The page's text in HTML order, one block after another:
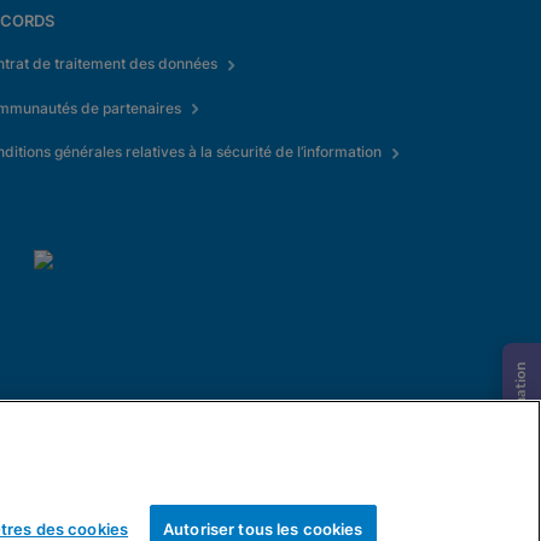
Demande d’information
de traitement des données
de partenaires
générales relatives à la sécurité de l’information
des cookies Autoriser tous les cookies